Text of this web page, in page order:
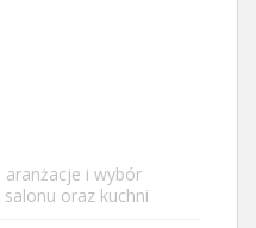
aranżacje i wybór
oraz kuchni